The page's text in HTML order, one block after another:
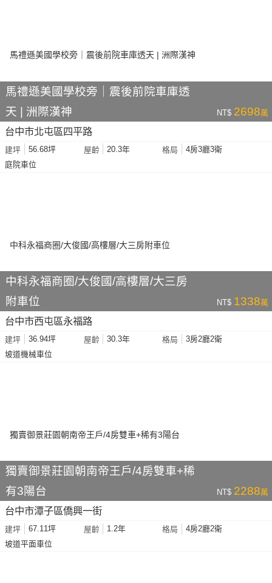
馬禮遜美國學校旁｜震後前院車庫透
天 | 洲際漢神
NT$ 2698萬
台中市北屯區四平路
建坪 56.68坪 屋齡 20.3年 格局
4房3廳3衛
庭院車位
中科永福商圈/大俊國/高樓層/大三房
附車位
NT$ 1338萬
台中市西屯區永福路
建坪 36.94坪 屋齡 30.3年 格局
3房2廳2衛
坡道機械車位
獨賣御景莊園朝南帝王戶/4房雙車+稀
有3陽台
NT$ 2288萬
台中市潭子區僑興一街
建坪 67.11坪 屋齡 1.2年 格局
4房2廳2衛
坡道平面車位